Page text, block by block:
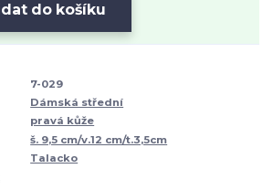
do košíku
7-029
Dámská střední
pravá kůže
š. 9,5 cm/v.12 cm/t.3,5cm
Talacko